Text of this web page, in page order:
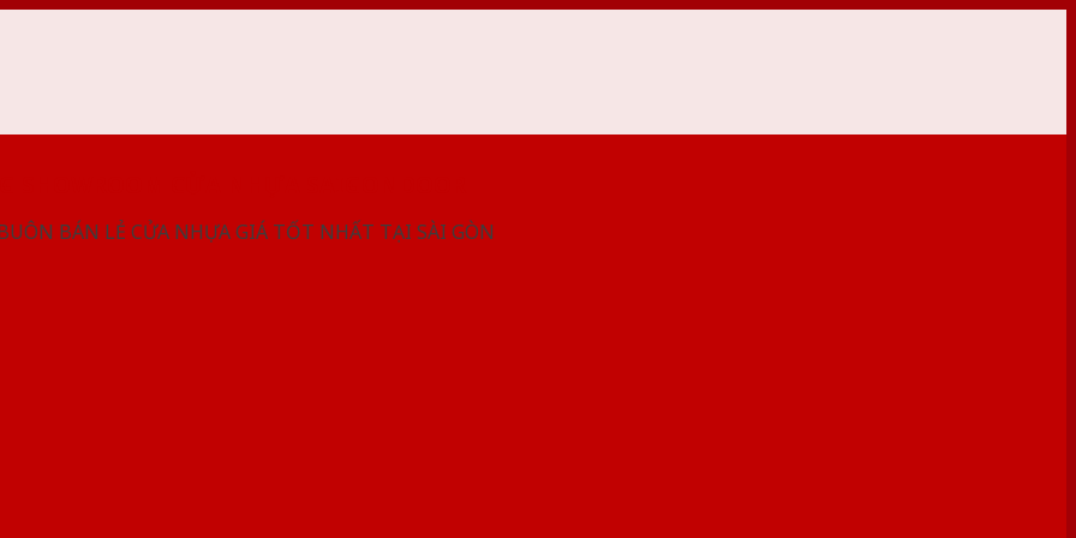
BÁN LẺ CỬA NHỰA GIÁ TỐT NHẤT TẠI SÀI GÒN